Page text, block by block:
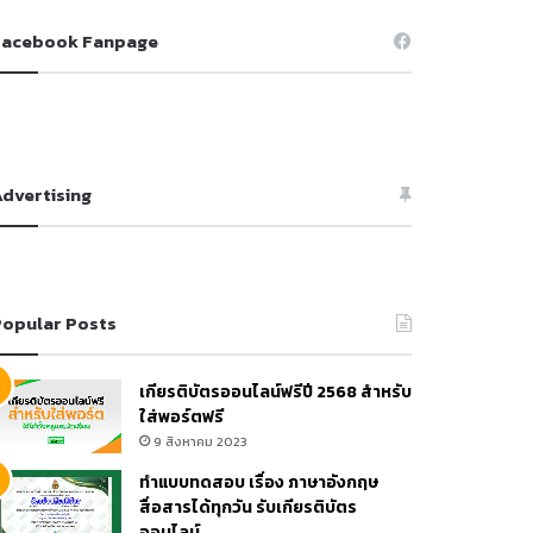
Fanpage
Posts
เกียรติบัตรออนไลน์ฟรีปี 2568 สำหรับ
ใส่พอร์ตฟรี
9 สิงหาคม 2023
ทำแบบทดสอบ เรื่อง ภาษาอังกฤษ
สื่อสารได้ทุกวัน รับเกียรติบัตร